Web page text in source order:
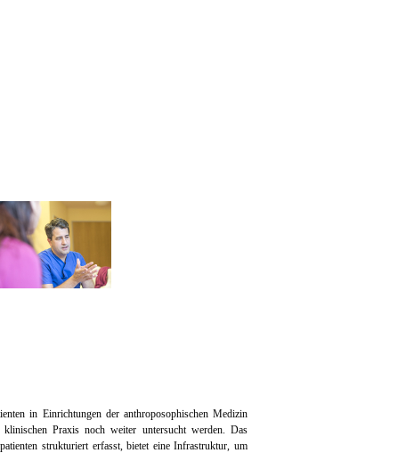
in Einrichtungen der anthroposophischen Medizin
Praxis noch weiter untersucht werden. Das
strukturiert erfasst, bietet eine Infrastruktur, um